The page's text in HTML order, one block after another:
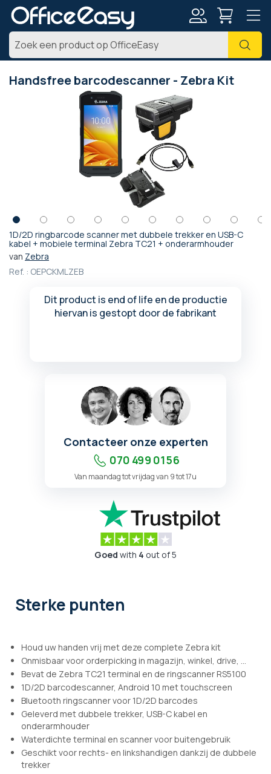
Zoek
Handsfree barcodescanner - Zebra Kit
1D/2D ringbarcode scanner met dubbele trekker en USB-C
kabel + mobiele terminal Zebra TC21 + onderarmhouder
van Zebra
Ref. : OEPCKMLZEB
Dit product is end of life en de productie
hiervan is gestopt door de fabrikant
Ga
naar
begin
afbeeldingen-
Contacteer onze experten
070 499 01 56
Van maandag tot vrijdag van 9 tot 17u
Goed with 4 out of 5
Sterke punten
Houd uw handen vrij met deze complete Zebra kit
Onmisbaar voor orderpicking in magazijn, winkel, drive, ...
Bevat de Zebra TC21 terminal en de ringscanner RS5100
1D/2D barcodescanner, Android 10 met touchscreen
Bluetooth ringscanner voor 1D/2D barcodes
Geleverd met dubbele trekker, USB-C kabel en
onderarmhouder
Waterdichte terminal en scanner voor buitengebruik
Geschikt voor rechts- en linkshandigen dankzij de dubbele
trekker